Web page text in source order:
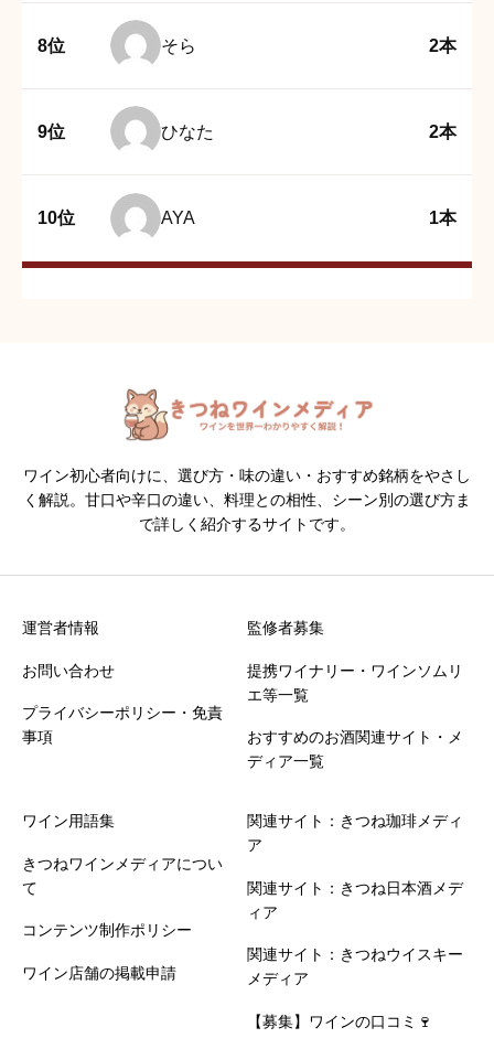
8位 そら 2本
9位 ひなた 2本
10位 AYA 1本
ワイン初心者向けに、選び方・味の違い・おすすめ銘柄をやさし
く解説。甘口や辛口の違い、料理との相性、シーン別の選び方ま
で詳しく紹介するサイトです。
運営者情報
お問い合わせ
プライバシーポリシー・免責
事項
監修者募集
提携ワイナリー・ワインソムリ
エ等一覧
おすすめのお酒関連サイト・メ
ディア一覧
ワイン用語集
きつねワインメディアについ
て
コンテンツ制作ポリシー
ワイン店舗の掲載申請
関連サイト：きつね珈琲メディ
ア
関連サイト：きつね日本酒メデ
ィア
関連サイト：きつねウイスキー
メディア
【募集】ワインの口コミ🍷